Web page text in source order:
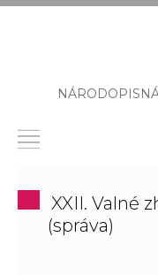
XXII. Valné
(správa)